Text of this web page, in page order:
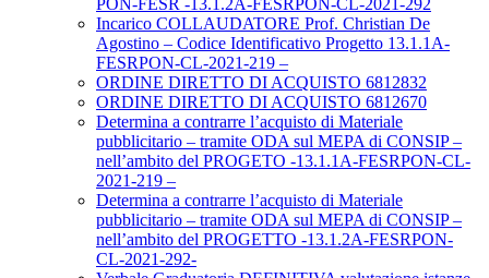
PON-FESR -13.1.2A-FESRPON-CL-2021-292
Incarico COLLAUDATORE Prof. Christian De
Agostino – Codice Identificativo Progetto 13.1.1A-
FESRPON-CL-2021-219 –
ORDINE DIRETTO DI ACQUISTO 6812832
ORDINE DIRETTO DI ACQUISTO 6812670
Determina a contrarre l’acquisto di Materiale
pubblicitario – tramite ODA sul MEPA di CONSIP –
nell’ambito del PROGETO -13.1.1A-FESRPON-CL-
2021-219 –
Determina a contrarre l’acquisto di Materiale
pubblicitario – tramite ODA sul MEPA di CONSIP –
nell’ambito del PROGETTO -13.1.2A-FESRPON-
CL-2021-292-